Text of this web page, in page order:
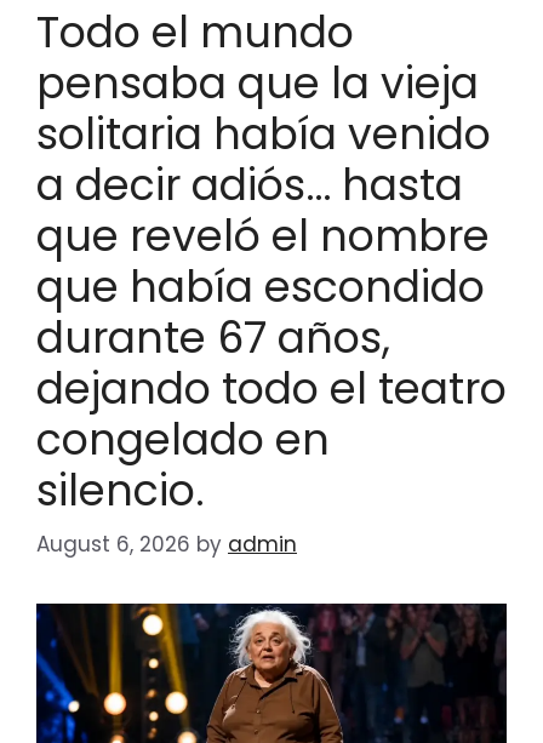
Todo el mundo
pensaba que la vieja
solitaria había venido
a decir adiós… hasta
que reveló el nombre
que había escondido
durante 67 años,
dejando todo el teatro
congelado en
silencio.
August 6, 2026 by admin